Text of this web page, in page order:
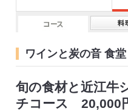
ワインと炭の音 食
旬の食材と近江牛
チコース 20,000